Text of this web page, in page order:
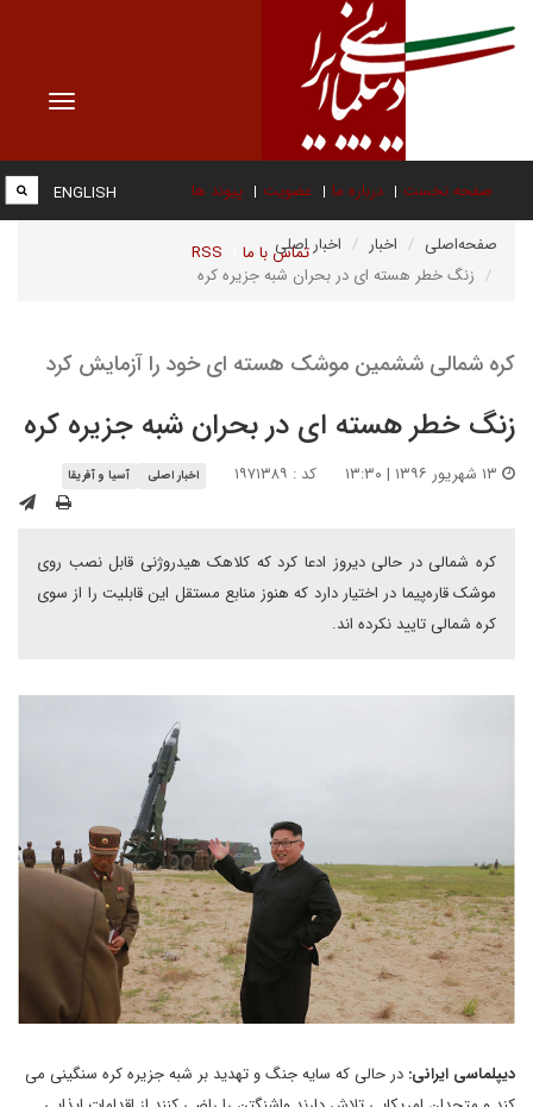
Toggle
صفحه نخست درباره ما عضویت پیوند ها
تماس با ما RSS
ENGLISH
صفحه‌اصلی اخبار
اخبار اصلی
زنگ خطر هسته ای در بحران شبه جزیره کره
کره شمالی ششمین موشک هسته ای خود را آزمایش کرد
زنگ خطر هسته ای در بحران شبه جزیره کره
کد : ۱۹۷۱۳۸۹ اخبار اصلی آسیا و آفریقا
کره شمالی در حالی دیروز ادعا کرد که کلاهک هیدروژنی قابل نصب روی
موشک قاره‌پیما در اختیار دارد که هنوز منابع مستقل این قابلیت را از سوی
کره شمالی تایید نکرده اند.
دیپلماسی ایرانی: در حالی که سایه جنگ و تهدید بر شبه جزیره کره سنگینی می